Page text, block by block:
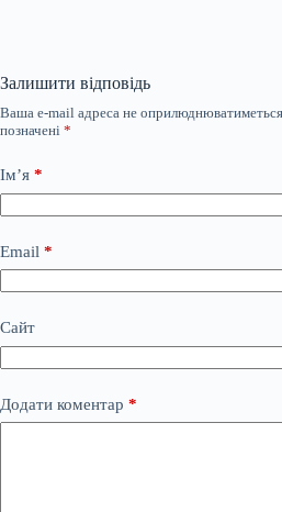
Залишити відповідь
Ваша e-mail адреса не
позначені *
Ім’я *
Email *
Сайт
Додати коментар *